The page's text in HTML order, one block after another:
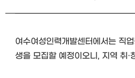
여수여성인력개발센터에서는 직
생을 모집할 예정이오니, 지역 취